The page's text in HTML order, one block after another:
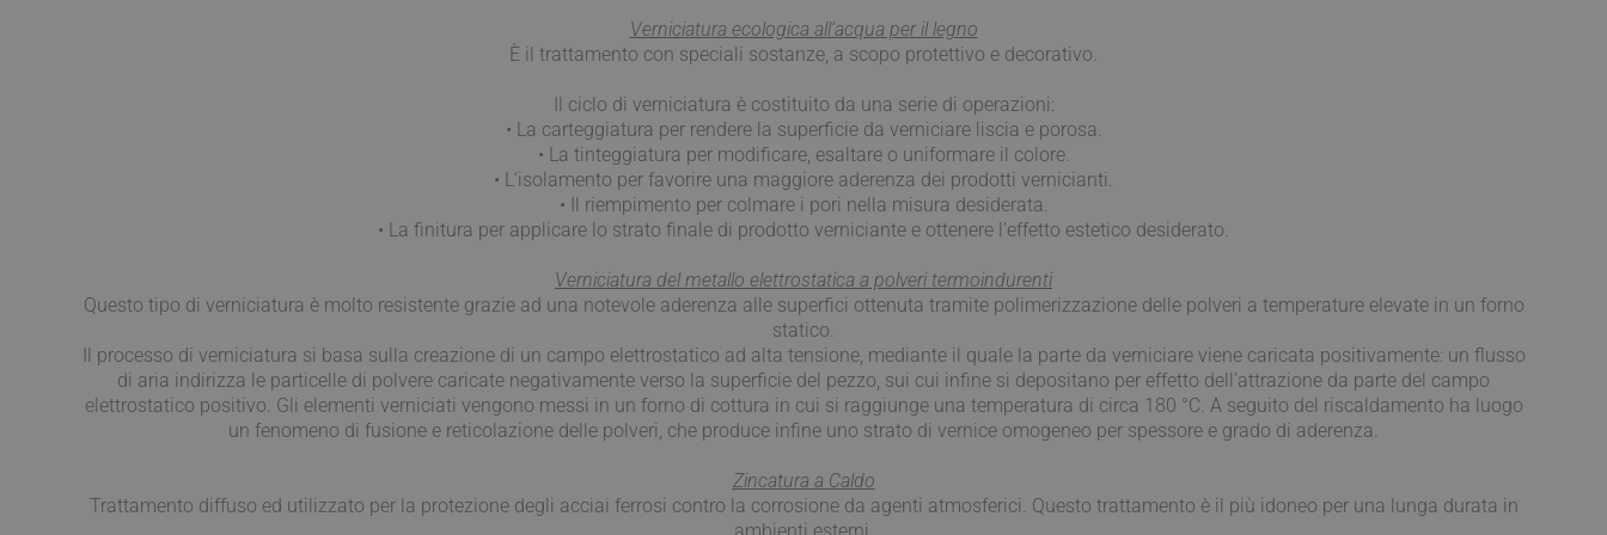
Verniciatura ecologica all’acqua per il legno
È il trattamento con speciali sostanze, a scopo protettivo e decorativo.
Il ciclo di verniciatura è costituito da una serie di operazioni:
• La carteggiatura per rendere la superficie da verniciare liscia e porosa.
• La tinteggiatura per modificare, esaltare o uniformare il colore.
• L’isolamento per favorire una maggiore aderenza dei prodotti vernicianti.
• Il riempimento per colmare i pori nella misura desiderata.
• La finitura per applicare lo strato finale di prodotto verniciante e ottenere l’effetto estetico desiderato.
Verniciatura del metallo elettrostatica a polveri termoindurenti
Questo tipo di verniciatura è molto resistente grazie ad una notevole aderenza alle superfici ottenuta tramite polimerizzazione delle polveri a temperature elevate in un forno
statico.
Il processo di verniciatura si basa sulla creazione di un campo elettrostatico ad alta tensione, mediante il quale la parte da verniciare viene caricata positivamente: un flusso
di aria indirizza le particelle di polvere caricate negativamente verso la superficie del pezzo, sui cui infine si depositano per effetto dell’attrazione da parte del campo
elettrostatico positivo. Gli elementi verniciati vengono messi in un forno di cottura in cui si raggiunge una temperatura di circa 180 °C. A seguito del riscaldamento ha luogo
un fenomeno di fusione e reticolazione delle polveri, che produce infine uno strato di vernice omogeneo per spessore e grado di aderenza.
Zincatura a Caldo
Trattamento diffuso ed utilizzato per la protezione degli acciai ferrosi contro la corrosione da agenti atmosferici. Questo trattamento è il più idoneo per una lunga durata in
CookieScriptConsent
CookieScript
www.mobirolo.com
5 mesi 4
settimane
Questo cookie viene utilizzato dal servizio Cookie-
Script.com per ricordare le preferenze di consenso sui
di Cookie-Script.com funzioni correttamente.
VISITOR_PRIVACY_METADATA
YouTube
.youtube.com
5 mesi 4
settimane
Questo cookie viene utilizzato per memorizzare le scelte
di consenso e privacy dell'utente per la loro interazione
con il sito. Registra i dati sul consenso del visitatore
riguardo a varie politiche e impostazioni sulla privacy,
garantendo che le loro preferenze siano onorate nelle
sessioni future.
Nome
Provider /
Scadenza Descrizione
_ga_Z55GDM9951 .mobirolo.com
1 anno 1
mese
Questo cookie viene utilizzato da Google Analytics per mantenere lo stato
della sessione.
__utmc
Google LLC
.mobirolo.com
Sessione
Questo è uno dei quattro cookie principali impostati dal servizio Google
Analytics che consente ai proprietari di siti web di monitorare il
comportamento dei visitatori e misurare le prestazioni del sito. Non è
l'interoperabilità con la versione precedente del codice di Google Analytics
noto come Urchin. In queste versioni precedenti questo è stato utilizzato in
combinazione con il cookie __utmb per identificare nuove sessioni / visite
per i visitatori di ritorno. Quando viene utilizzato da Google Analytics,
Descrizione
_gcl_au
Google LLC
.mobirolo.com
2 mesi 4
settimane
Questo cookie è impostato da Doubleclick e fornisce informazioni
su come l'utente finale utilizza il sito Web e qualsiasi pubblicità
che l'utente finale potrebbe aver visto prima di visitare il sito
Web.
Google) per determinare se il browser del visitatore del sito web
supporta i cookie.
2 mesi 4
Utilizzato da Facebook per fornire una serie di prodotti
Provider / Dominio Scadenza
__Secure-ROLLOUT_TOKEN
.youtube.com
5 mesi 4 settimane
__Secure-YNID
.youtube.com 5 mesi 4 settimane
Google Privacy Policy